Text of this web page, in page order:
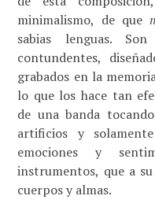
minimalismo, de que
sabias lenguas.
contundentes,
grabados en la
lo que los hace tan
de una banda
artificios y
emociones y
instrumentos, que a
cuerpos y almas.